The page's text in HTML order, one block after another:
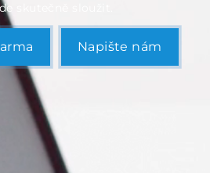
skutečně sloužit.
Napište nám